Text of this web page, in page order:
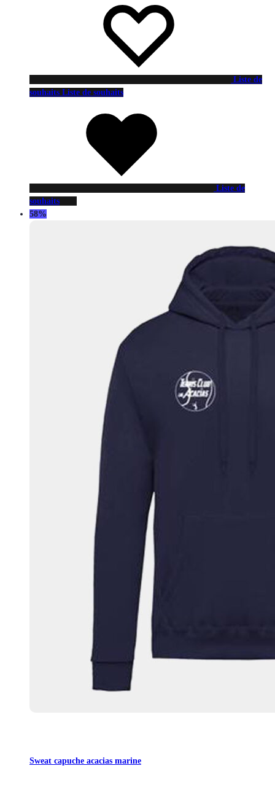
Liste de
souhaits Liste de souhaits
Liste de
souhaits
58%
Sweat capuche acacias marine